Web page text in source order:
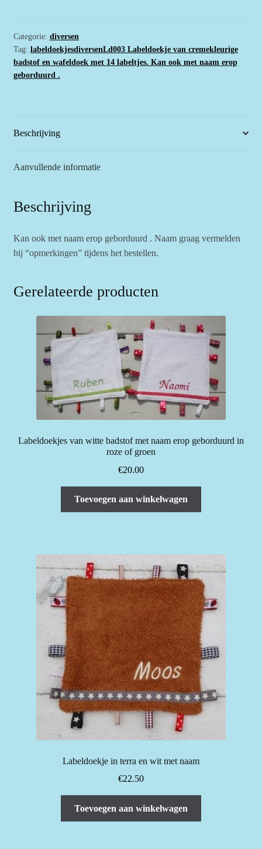
en
wafeldoek
met
14
aantal
Categorie: diversen
Tag: labeldoekjesdiversenLd003 Labeldoekje van cremekleurige
badstof en wafeldoek met 14 labeltjes. Kan ook met naam erop
geborduurd .
Beschrijving
Aanvullende informatie
Beschrijving
Kan ook met naam erop geborduurd . Naam graag vermelden
bij “opmerkingen” tijdens het bestellen.
Gerelateerde producten
Labeldoekjes van witte badstof met naam erop geborduurd in
roze of groen
€20.00
Toevoegen aan winkelwagen
Labeldoekje in terra en wit met naam
€22.50
Toevoegen aan winkelwagen